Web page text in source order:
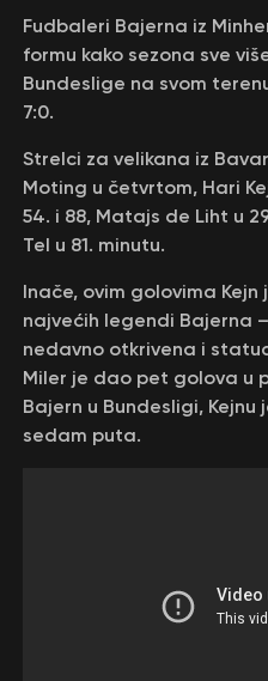
Fudbaleri Bajerna iz
formu kako sezona sve
Bundeslige na svom
7:0.
Strelci za velikana iz
Moting u četvrtom, Hari
54. i 88, Matajs de Liht u
Tel u 81. minutu.
Inače, ovim golovima
najvećih legendi Bajerna
nedavno otkrivena i
Miler je dao pet golova u
Bajern u Bundesligi,
sedam puta.